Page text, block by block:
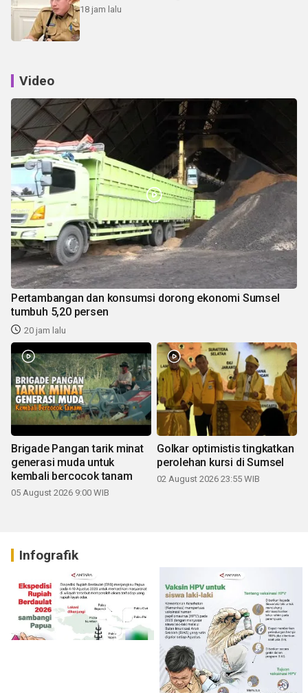
18 jam lalu
Video
Pertambangan dan konsumsi dorong ekonomi Sumsel
tumbuh 5,20 persen
20 jam lalu
Brigade Pangan tarik minat
generasi muda untuk
kembali bercocok tanam
05 August 2026 9:00 WIB
Golkar optimistis tingkatkan
perolehan kursi di Sumsel
02 August 2026 23:55 WIB
Infografik